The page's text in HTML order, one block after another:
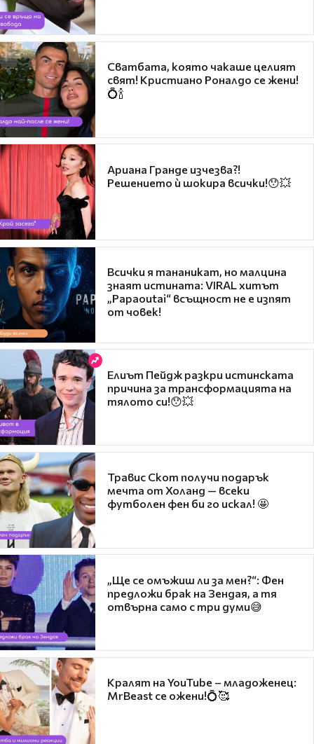
Сватбата, която чакаше целият
свят! Кристиано Роналдо се жени!
💍🍾
Ариана Гранде изчезва?!
Решението ѝ шокира всички!😯💥
Всички я тананикат, но малцина
знаят истината: VIRAL хитът
„Papaoutai“ всъщност не е изпят
от човек!
Елиът Пейдж разкри истинската
причина за трансформацията на
тялото си!😯💥
Травис Скот получи подарък
мечта от Холанд — всеки
футболен фен би го искал! 🤩
„Ще се омъжиш ли за мен?“: Фен
предложи брак на Зендая, а тя
отвърна само с три думи😅
Кралят на YouTube – младоженец:
MrBeast се ожени!💍🥰